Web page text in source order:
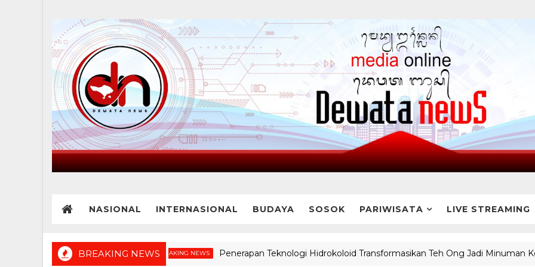
NASIONAL INTERNASIONAL BUDAYA SOSOK PARIWISATA LIVE STREAMING
BREAKING NEWS
BREAKING NEWS Penerapan Teknologi Hidrokoloid Transformasikan Teh Ong Jadi Minuman Kekinian